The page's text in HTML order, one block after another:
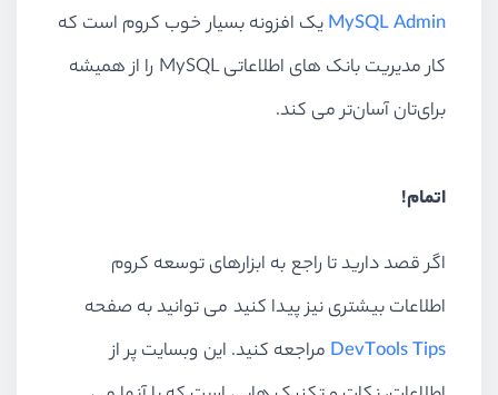
MySQL Adminیک افزونه بسیار خوب کروم است که
کار مدیریت بانک های اطلاعاتی MySQL را از همیشه
برای‌تان آسان‌تر می کند.
اتمام!
اگر قصد دارید تا راجع به ابزارهای توسعه کروم
اطلاعات بیشتری نیز پیدا کنید می توانید به صفحه
DevTools Tips مراجعه کنید. این وبسایت پر از